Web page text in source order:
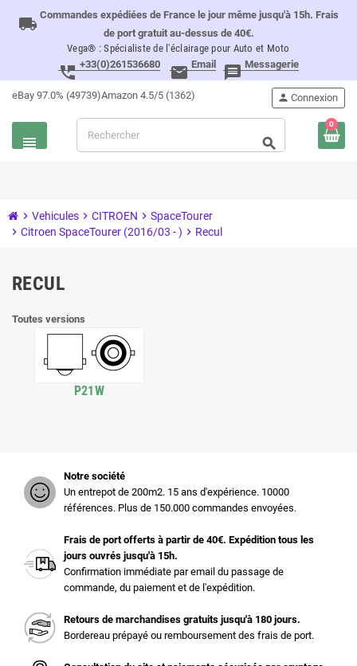
local_shipping Commandes expédiées de France le jour même jusqu'à 15h. Frais
de port gratuit au-dessus de 40€.
Vega® : Spécialiste de l'éclairage pour Auto et Moto
perm_phone_msg +33(0)261536680 email Email message Messagerie
eBay 97.0% (49739)Amazon 4.5/5 (1362)
view_headline
person Connexion
search
0
chevron_right Vehicules chevron_right CITROEN chevron_right SpaceTourer
chevron_right Citroen SpaceTourer (2016/03 - ) chevron_right Recul
RECUL
Toutes versions
P21W
Notre société
Un entrepot de 200m2. 15 ans d'expérience. 10000
références. Plus de 150.000 commandes envoyées.
Frais de port offerts à partir de 40€. Expédition tous les
jours ouvrés jusqu'à 15h.
Confirmation immédiate par email du passage de
commande, du paiement et de l'expédition.
Retours de marchandises gratuits jusqu'à 180 jours.
Bordereau prépayé ou remboursement des frais de port.